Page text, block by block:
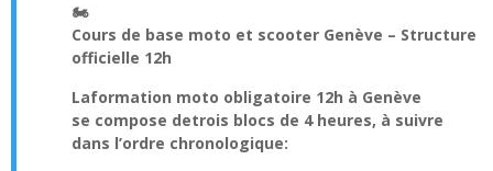
🏍️
Cours de base moto et scooter Genève – Structure
officielle 12h
Laformation moto obligatoire 12h à Genève
se compose detrois blocs de 4 heures, à suivre
dans l’ordre chronologique: